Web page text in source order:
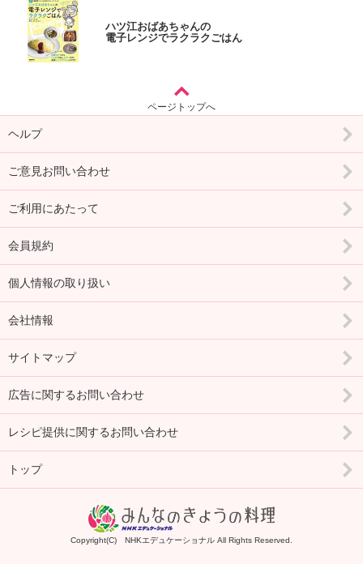
ハツ江おばあちゃんの
電子レンジでラクラクごはん
ページトップへ
ヘルプ
ご意見お問い合わせ
ご利用にあたって
会員規約
個人情報の取り扱い
会社情報
サイトマップ
広告に関するお問い合わせ
レシピ提供に関するお問い合わせ
トップ
Copyright(C) NHKエデュケーショナル All Rights Reserved.